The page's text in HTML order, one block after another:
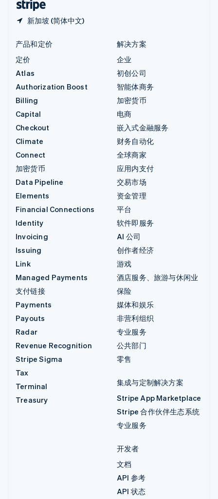
新加坡 (简体中文)
产品和定价
定价
Atlas
Authorization Boost
Billing
Capital
Checkout
Climate
Connect
加密货币
Data Pipeline
Elements
Financial Connections
Identity
Invoicing
Issuing
Link
Managed Payments
支付链接
Payments
Payouts
Radar
Revenue Recognition
Stripe Sigma
Tax
Terminal
Treasury
解决方案
企业
初创公司
智能体商务
加密货币
电商
嵌入式金融服务
财务自动化
全球商家
应用内支付
交易市场
资金管理
平台
软件即服务
AI 公司
创作者经济
游戏
酒店服务、旅游与休闲业
保险
媒体和娱乐
非营利组织
专业服务
公共部门
零售
集成与定制解决方案
Stripe App Marketplace
Stripe 合作伙伴生态系统
专业服务
开发者
文档
API 参考
API 状态